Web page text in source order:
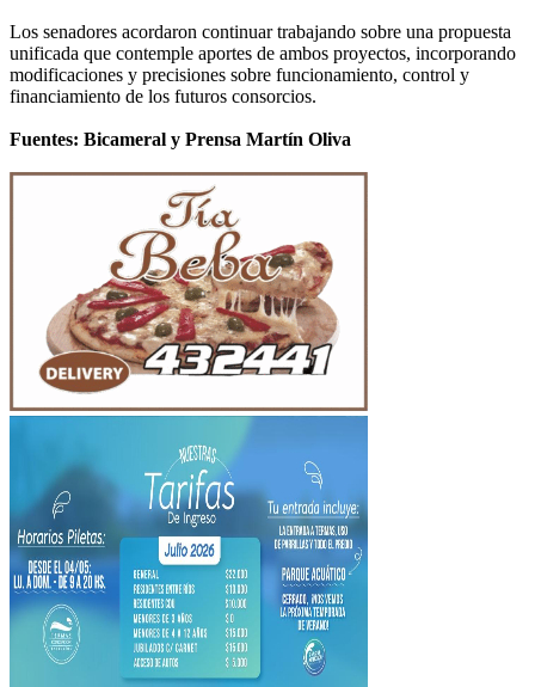
Los senadores acordaron continuar trabajando sobre una propuesta
unificada que contemple aportes de ambos proyectos, incorporando
modificaciones y precisiones sobre funcionamiento, control y
financiamiento de los futuros consorcios.
Fuentes: Bicameral y Prensa Martín Oliva